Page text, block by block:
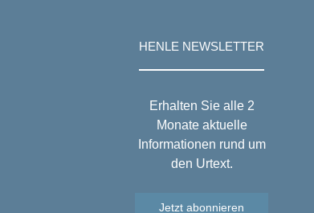
HENLE NEWSLETTER
Erhalten Sie alle 2
Monate aktuelle
Informationen rund um
den Urtext.
Jetzt abonnieren